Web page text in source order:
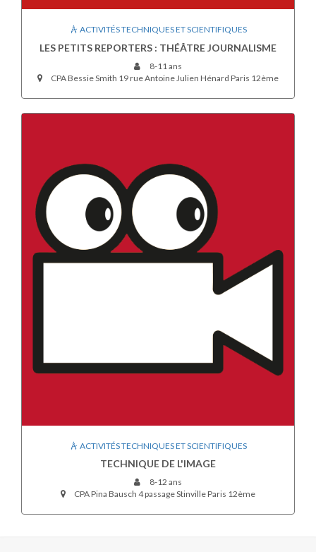
ACTIVITÉS TECHNIQUES ET SCIENTIFIQUES
LES PETITS REPORTERS : THÉÂTRE JOURNALISME
8-11 ans
CPA Bessie Smith 19 rue Antoine Julien Hénard Paris 12ème
ACTIVITÉS TECHNIQUES ET SCIENTIFIQUES
TECHNIQUE DE L'IMAGE
8-12 ans
CPA Pina Bausch 4 passage Stinville Paris 12ème